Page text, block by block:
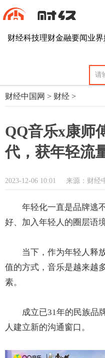
财经科技理财金融要闻业界
财经中国网 > 财经 >
QQ音乐x康师
代，获年轻流
2023-12-06 10:01 来源：财经
年轻化一直是品牌逃
好、加入年轻人的圈层语
当下，作为年轻人释
值的方式，音乐是越来越
素。
成立已31年的民族品
人建立新的沟通窗口。